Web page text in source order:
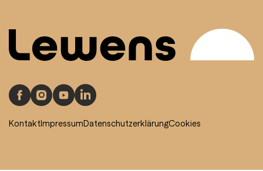
KontaktImpressumDatenschutzerklärungCookies